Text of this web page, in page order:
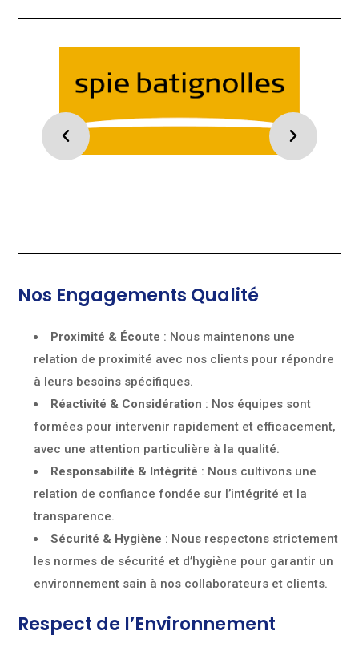
Nos Engagements Qualité
Proximité & Écoute : Nous maintenons une
relation de proximité avec nos clients pour répondre
à leurs besoins spécifiques.
Réactivité & Considération : Nos équipes sont
formées pour intervenir rapidement et efficacement,
avec une attention particulière à la qualité.
Responsabilité & Intégrité : Nous cultivons une
relation de confiance fondée sur l’intégrité et la
transparence.
Sécurité & Hygiène : Nous respectons strictement
les normes de sécurité et d’hygiène pour garantir un
environnement sain à nos collaborateurs et clients.
Respect de l’Environnement